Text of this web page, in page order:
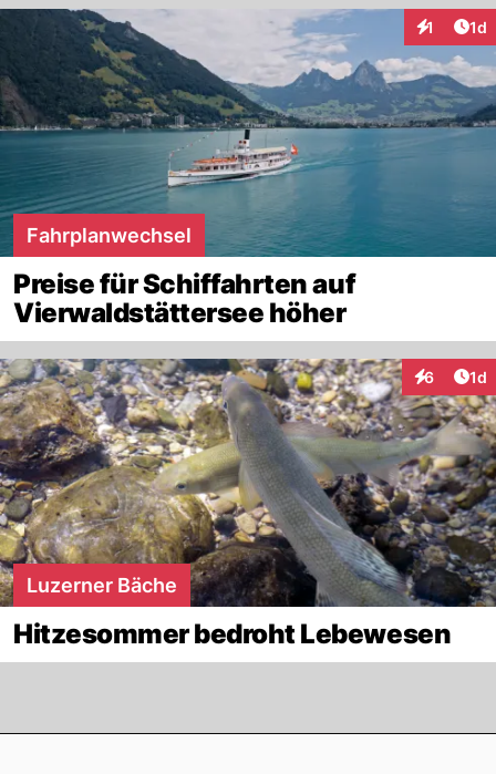
1 1d
Fahrplanwechsel
Preise für Schiffahrten auf
Vierwaldstättersee höher
6 1d
Luzerner Bäche
Hitzesommer bedroht Lebewesen